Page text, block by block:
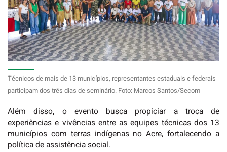
Técnicos de mais de 13 municípios, representantes estaduais e federais
participam dos três dias de seminário. Foto: Marcos Santos/Secom
Além disso, o evento busca propiciar a troca de
experiências e vivências entre as equipes técnicas dos 13
municípios com terras indígenas no Acre, fortalecendo a
política de assistência social.